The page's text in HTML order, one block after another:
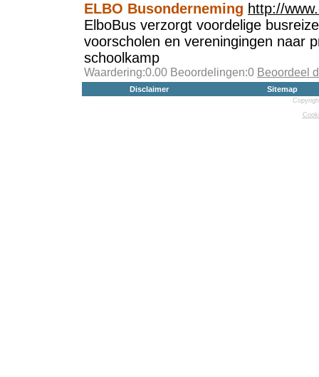
ELBO Busonderneming http://
ElboBus verzorgt voordelige
voorscholen en vereningingen naar
schoolkamp
Waardering:0.00 Beoordelingen:0 Beoordeel
Disclaimer Sitemap